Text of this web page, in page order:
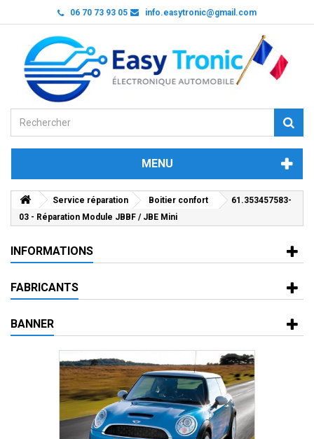
06 70 73 93 05 info.easytronic@gmail.com
MENU
Service réparation Boitier confort
61.353457583-
03 - Réparation Module JBBF / JBE Mini
INFORMATIONS
FABRICANTS
BANNER